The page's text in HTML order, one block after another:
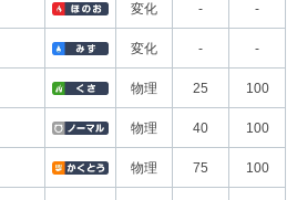
変化 - -
変化 - -
物理 25 100
物理 40 100
物理 75 100